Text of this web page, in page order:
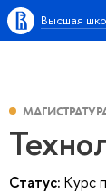
Высшая
Статус: Курс